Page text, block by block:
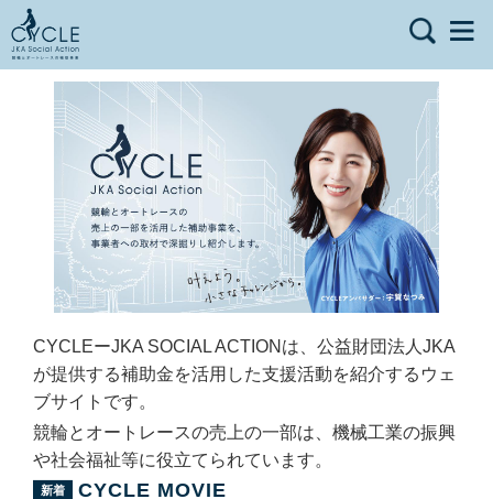
CYCLEーJKA SOCIAL ACTIONは、公益財団法人JKA
が提供する補助金を活用した支援活動を紹介するウェ
ブサイトです。
競輪とオートレースの売上の一部は、機械工業の振興
や社会福祉等に役立てられています。
CYCLE MOVIE